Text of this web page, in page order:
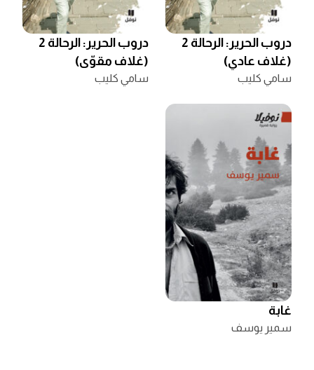
دروب الحرير: الرحالة 2
(غلاف عادي)
سامي كليب
دروب الحرير: الرحالة 2
(غلاف مقوّى)
سامي كليب
غابة
سمير يوسف